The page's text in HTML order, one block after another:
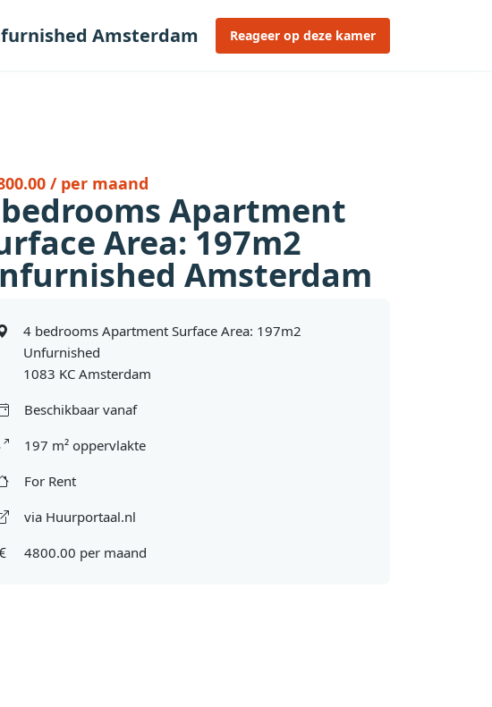
Amsterdam Reageer op deze kamer
/ per maand
Apartment
Area: 197m2
Amsterdam
4 bedrooms Apartment Surface Area: 197m2
Unfurnished
1083 KC Amsterdam
Beschikbaar vanaf
197 m² oppervlakte
For Rent
via Huurportaal.nl
4800.00 per maand